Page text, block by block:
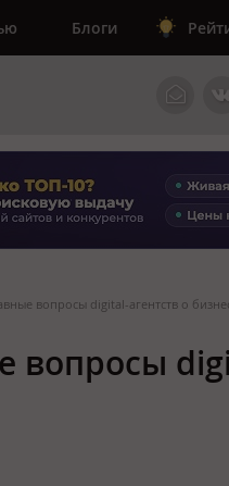
Блоги
вопросы digital-агентств о
вопросы